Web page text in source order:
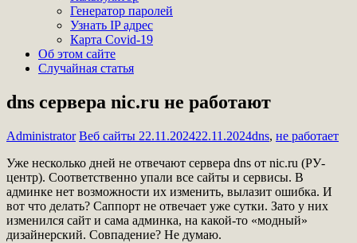
Генератор паролей
Узнать IP адрес
Карта Covid-19
Об этом сайте
Случайная статья
dns сервера nic.ru не работают
Administrator Веб сайты 22.11.202422.11.2024dns, не работает
Уже несколько дней не отвечают сервера dns от nic.ru (РУ-
центр). Соответственно упали все сайты и сервисы. В
админке нет возможности их изменить, вылазит ошибка. И
вот что делать? Саппорт не отвечает уже сутки. Зато у них
изменился сайт и сама админка, на какой-то «модный»
дизайнерский. Совпадение? Не думаю.